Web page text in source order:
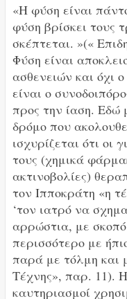
«Η φύση είναι
φύση βρίσκει τους
σκέπτεται. »(«
Φύση είναι
ασθενειών και όχι
είναι ο
προς την ίαση. Εδώ
δρόμο που
ισχυρίζεται ότι οι
τους (χημικά
ακτινοβολίες)
τον Ιπποκράτη «η
‘τον ιατρό να
αρρώστια, με
περισσότερο με
παρά με τόλμη και
Τέχνης», παρ. 11). Η
καυτηριασμοί